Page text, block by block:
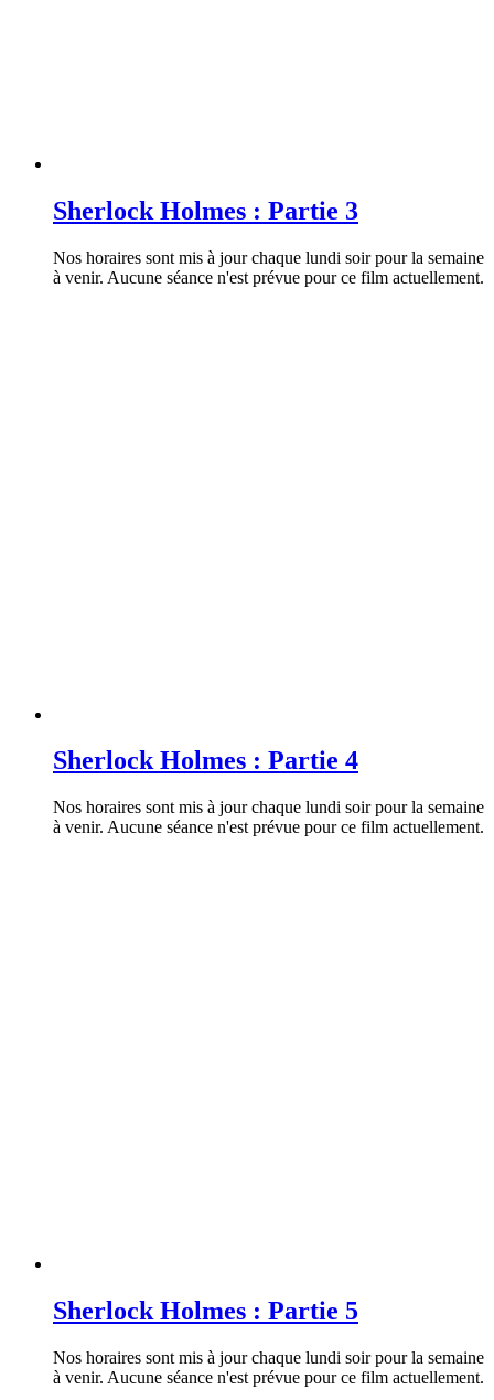
Sherlock Holmes : Partie 3
Nos horaires sont mis à jour chaque lundi soir pour la semaine
à venir. Aucune séance n'est prévue pour ce film actuellement.
Sherlock Holmes : Partie 4
Nos horaires sont mis à jour chaque lundi soir pour la semaine
à venir. Aucune séance n'est prévue pour ce film actuellement.
Sherlock Holmes : Partie 5
Nos horaires sont mis à jour chaque lundi soir pour la semaine
à venir. Aucune séance n'est prévue pour ce film actuellement.